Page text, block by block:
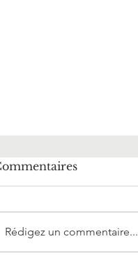
Rédigez un commentaire...